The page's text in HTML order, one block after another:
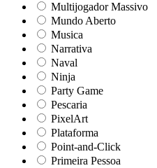
Multijogador Massivo
Mundo Aberto
Musica
Narrativa
Naval
Ninja
Party Game
Pescaria
PixelArt
Plataforma
Point-and-Click
Primeira Pessoa